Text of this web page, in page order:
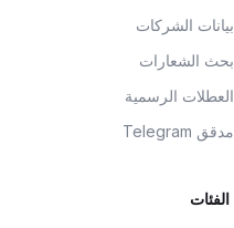
بيانات الشركات
بحث الشعارات
العطلات الرسمية
مدقق Telegram
الفئات